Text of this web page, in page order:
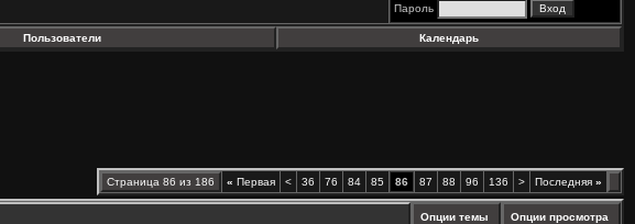
Пароль
Пользователи Календарь
Страница 86 из 186 « Первая < 36 76 84 85 86 87 88 96 136 > Последняя »
Опции темы Опции просмотра